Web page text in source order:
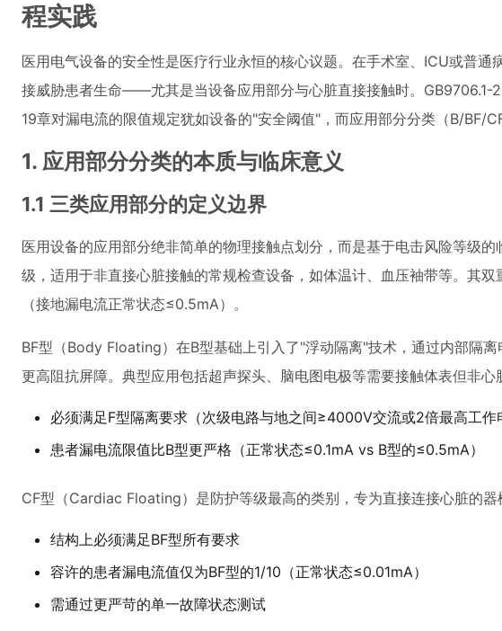
程实践
医用电气设备的安全性是医疗行业永恒的核心议题。在手术室、ICU或普
接威胁患者生命——尤其是当设备应用部分与心脏直接接触时。GB9706.1-
19章对漏电流的限值规定犹如设备的"安全阈值"，而应用部分分类（B/BF/
1. 应用部分分类的本质与临床意义
1.1 三类应用部分的定义边界
医用设备的应用部分绝非简单的物理接触点划分，而是基于电击风险等级
级，适用于非直接心脏接触的常规检查设备，如体温计、血压袖带等。其
（接地漏电流正常状态≤0.5mA）。
BF型（Body Floating）在B型基础上引入了"浮动隔离"技术，通过内部隔
更高阻抗屏障。典型应用包括超声探头、脑电图电极等需要接触体表但非心
必须满足F型隔离要求（次级电路与地之间≥4000V交流或2倍最高工作
患者漏电流限值比B型更严格（正常状态≤0.1mA vs B型的≤0.5mA）
CF型（Cardiac Floating）是防护等级最高的类别，专为直接连接心脏的
结构上必须满足BF型所有要求
容许的患者漏电流值仅为BF型的1/10（正常状态≤0.01mA）
需通过更严苛的单一故障状态测试